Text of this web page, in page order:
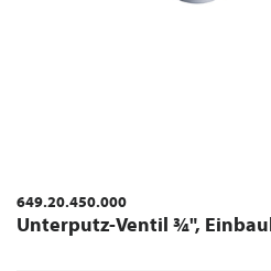
649.20.450.000
Unterputz-Ventil ¾",